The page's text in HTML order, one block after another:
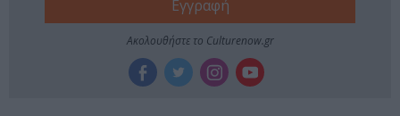
Ακολουθήστε το Culturenow.gr